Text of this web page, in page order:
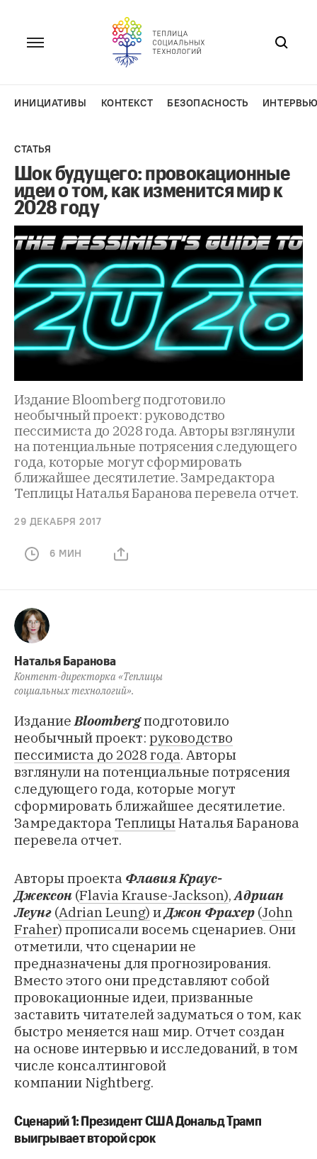
ИНИЦИАТИВЫ КОНТЕКСТ БЕЗОПАСНОСТЬ
СТАТЬЯ
Шок будущего: провокационные
идеи о том, как изменится мир к
2028 году
Издание Bloomberg подготовило
необычный проект: руководство
пессимиста до 2028 года. Авторы взглянули
на потенциальные потрясения следующего
года, которые могут сформировать
ближайшее десятилетие. Замредактора
Теплицы Наталья Баранова перевела отчет.
29 ДЕКАБРЯ 2017
6 МИН
Наталья Баранова
Контент-директорка «Теплицы
социальных технологий».
ИзданиеBloombergподготовило
необычный проект: руководство
пессимиста до 2028 года. Авторы
взглянули на потенциальные потрясения
следующего года, которые могут
сформировать ближайшее десятилетие.
Замредактора ТеплицыНаталья Баранова
перевела отчет.
Авторы проекта Флавия Краус-
Джексон (Flavia Krause-Jackson),Адриан
Леунг (Adrian Leung) иДжон Фрахер (John
Fraher) прописали восемь сценариев. Они
отметили, что сценарии не
предназначены для прогнозирования.
Вместо этого они представляют собой
провокационные идеи, призванные
заставить читателей задуматься о том, как
быстро меняется наш мир. Отчет создан
на основе интервью и исследований, в том
числе консалтинговой
компании Nightberg.
Сценарий 1: Президент США Дональд Трамп
выигрывает второй срок